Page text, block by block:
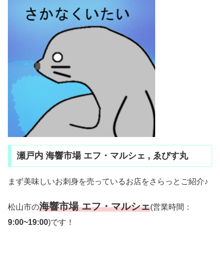
瀬戸内 海響市場 エフ・マルシェ , ゑびす丸
まず美味しいお刺身を売っているお店をさらっとご紹介♪
松山市の海響市場 エフ・マルシェ(営業時間：
9:00~19:00)です！